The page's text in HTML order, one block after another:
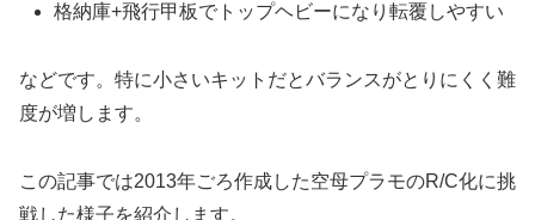
格納庫+飛行甲板でトップヘビーになり転覆しやすい
などです。特に小さいキットだとバランスがとりにくく難
度が増します。
この記事では2013年ごろ作成した空母プラモのR/C化に挑
戦した様子を紹介します。